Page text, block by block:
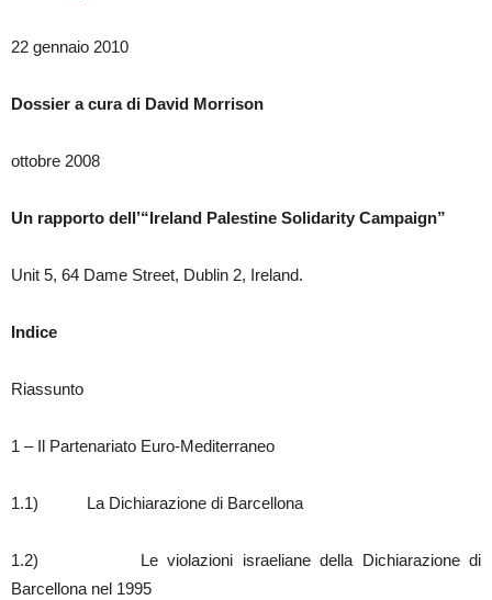
22 gennaio 2010
Dossier a cura di David Morrison
ottobre 2008
Un rapporto dell’“Ireland Palestine Solidarity Campaign”
Unit 5, 64 Dame Street, Dublin 2, Ireland.
Indice
Riassunto
1 – Il Partenariato Euro-Mediterraneo
1.1) La Dichiarazione di Barcellona
1.2) Le violazioni israeliane della Dichiarazione di
Barcellona nel 1995